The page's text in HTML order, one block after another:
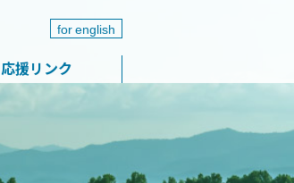
for english
応援リンク